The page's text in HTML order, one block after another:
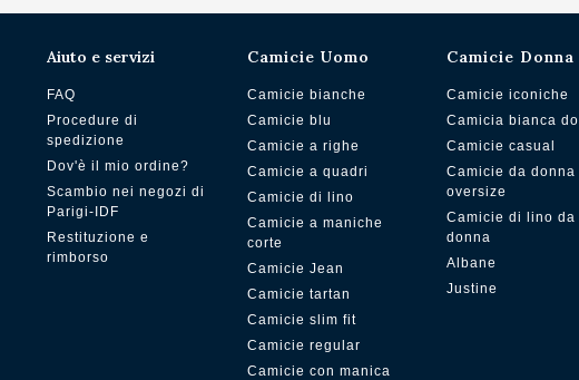
Aiuto e servizi
FAQ
Procedure di
spedizione
Dov'è il mio ordine?
Scambio nei negozi di
Parigi-IDF
Restituzione e
rimborso
Camicie Uomo
Camicie bianche
Camicie blu
Camicie a righe
Camicie a quadri
Camicie di lino
Camicie a maniche
corte
Camicie Jean
Camicie tartan
Camicie slim fit
Camicie regular
Camicie con manica
Camicie Donna
Camicie iconiche
Camicia bianca
Camicie casual
Camicie da donna
oversize
Camicie di lino da
donna
Albane
Justine